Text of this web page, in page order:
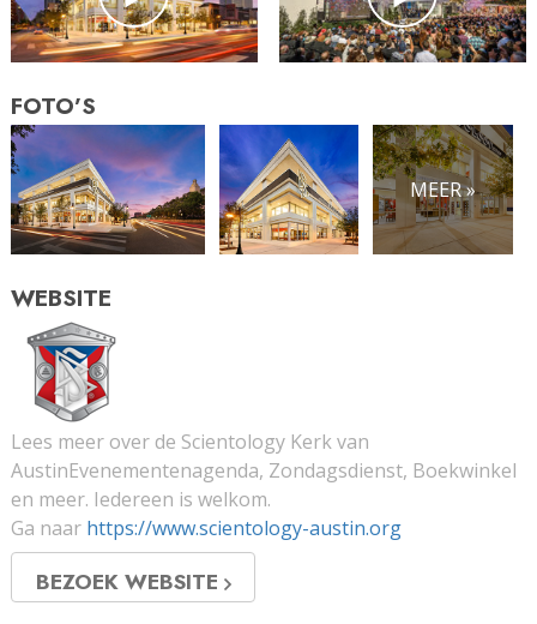
FOTO’S
MEER »
WEBSITE
Lees meer over de Scientology Kerk van
AustinEvenementenagenda, Zondagsdienst, Boekwinkel
en meer. Iedereen is welkom.
Ga naar https://www.scientology-austin.org
BEZOEK WEBSITE